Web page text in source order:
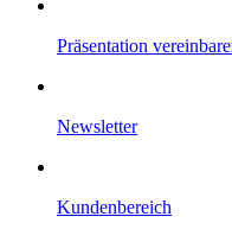
Präsentation
Newsletter
Kundenbereich